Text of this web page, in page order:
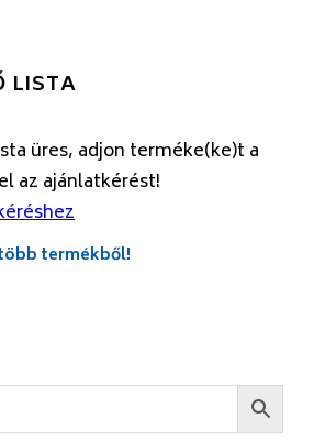
LISTA
üres, adjon terméke(ke)t a
az ajánlatkérést!
termékből!